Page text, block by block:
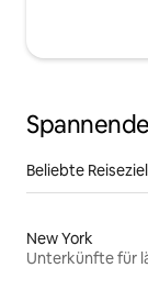
Beliebte
New York